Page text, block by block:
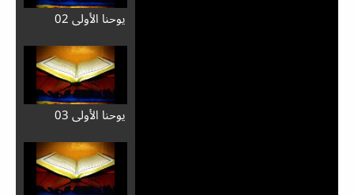
يوحنا الأولى 02
يوحنا الأولى 03